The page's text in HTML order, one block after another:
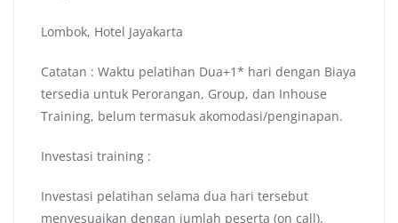
Lombok, Hotel Jayakarta
Catatan : Waktu pelatihan Dua+1* hari dengan Biaya
tersedia untuk Perorangan, Group, dan Inhouse
Training, belum termasuk akomodasi/penginapan.
Investasi training :
Investasi pelatihan selama dua hari tersebut
menyesuaikan dengan jumlah peserta (on call).